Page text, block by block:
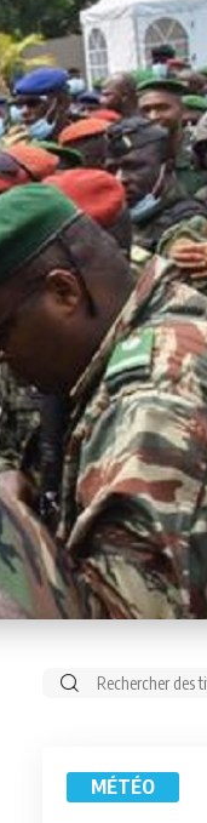
Rechercher:
MÉTÉO